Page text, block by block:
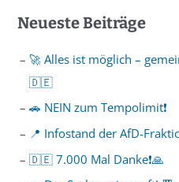
Neueste Beiträge
🚀 Alles ist möglich –
🇩🇪
🚗 NEIN zum Tempolimit❗️
📍 Infostand der AfD-
🇩🇪 7.000 Mal Danke❗️🙏